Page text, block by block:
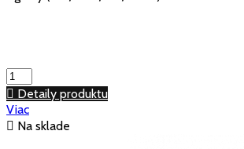
 Detaily produktu
Viac
 Na sklade